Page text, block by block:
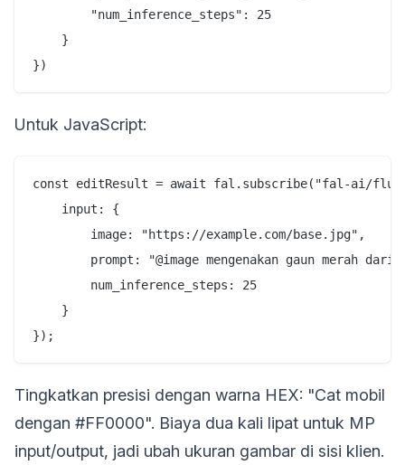
        "num_inference_steps": 25
    }
Untuk JavaScript:
const editResult = await fal.subscribe("fal-ai/
    input: {
        image: "https://example.com/base.jpg",
prompt: "@image mengenakan gaun merah dari
        num_inference_steps: 25
    }
Tingkatkan presisi dengan warna HEX: "Cat mobil
dengan #FF0000". Biaya dua kali lipat untuk MP
input/output, jadi ubah ukuran gambar di sisi klien.